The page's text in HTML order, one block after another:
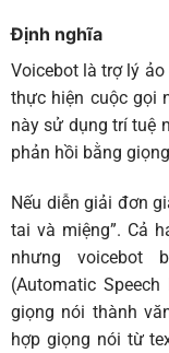
Định nghĩa
Voicebot là trợ lý
thực hiện cuộc gọi
này sử dụng trí tuệ
phản hồi bằng
Nếu diễn giải đơn
tai và miệng”. Cả
nhưng voicebot
(Automatic Speech
giọng nói thành
hợp giọng nói từ